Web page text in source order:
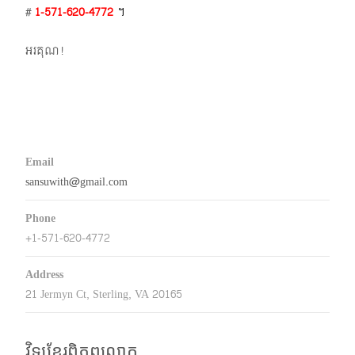
# 1-571-620-4772​ ។
អរគុណ!
Email
sansuwith@gmail.com
Phone
+1-571-620-4772
Address
21 Jermyn Ct, Sterling, VA 20165